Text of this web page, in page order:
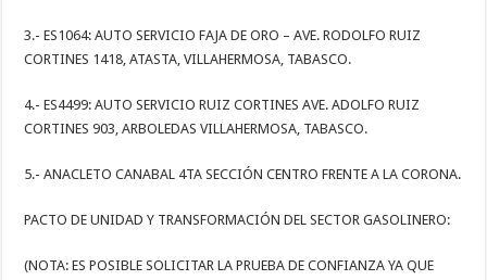
3.- ES1064: AUTO SERVICIO FAJA DE ORO – AVE. RODOLFO RUIZ
CORTINES 1418, ATASTA, VILLAHERMOSA, TABASCO.
4.- ES4499: AUTO SERVICIO RUIZ CORTINES AVE. ADOLFO RUIZ
CORTINES 903, ARBOLEDAS VILLAHERMOSA, TABASCO.
5.- ANACLETO CANABAL 4TA SECCIÓN CENTRO FRENTE A LA CORONA.
PACTO DE UNIDAD Y TRANSFORMACIÓN DEL SECTOR GASOLINERO:
(NOTA: ES POSIBLE SOLICITAR LA PRUEBA DE CONFIANZA YA QUE